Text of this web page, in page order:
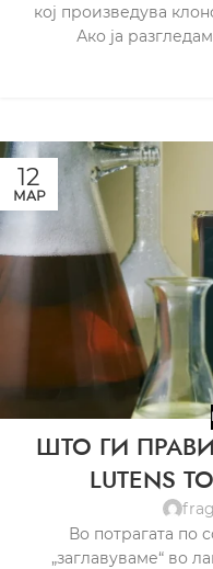
кој произведува
Ако ја
12
МАР
ШТО ГИ
LUTENS
Во потрагата по
„заглавуваме“ во